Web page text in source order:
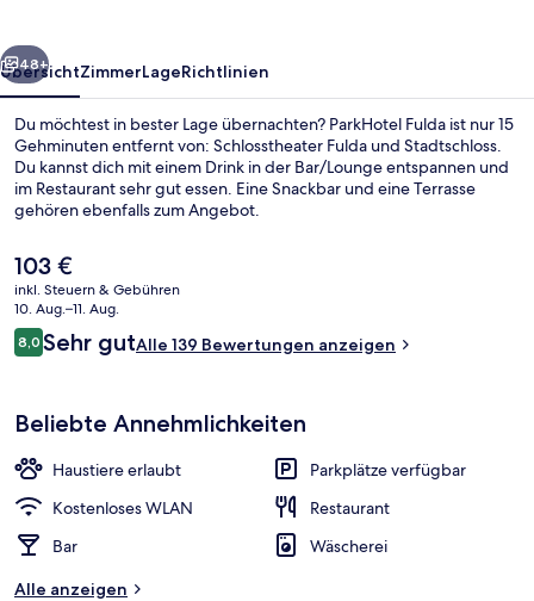
Weiter
48+
ÜbersichtZimmerLageRichtlinien
Du möchtest in bester Lage übernachten? ParkHotel Fulda ist nur 15
Gehminuten entfernt von: Schlosstheater Fulda und Stadtschloss.
Du kannst dich mit einem Drink in der Bar/Lounge entspannen und
im Restaurant sehr gut essen. Eine Snackbar und eine Terrasse
gehören ebenfalls zum Angebot.
Der
aktuelle
Preis
beträgt
103 €.
103 €
inkl. Steuern & Gebühren
10. Aug.–11. Aug.
Bewertungen
8,08,0 von 10.
Sehr gutAlle 139 Bewertungen anzeigen
Beliebte Annehmlichkeiten
Haustiere erlaubt
Parkplätze verfügbar
Kostenloses WLAN
Restaurant
Bar
Wäscherei
Alle anzeigen